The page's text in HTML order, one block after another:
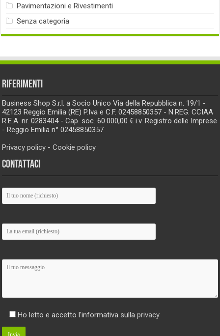
Pavimentazioni e Rivestimenti
Senza categoria
RIFERIMENTI
Business Shop S.r.l. a Socio Unico Via della Repubblica n. 19/1 -
42123 Reggio Emilia (RE) P.Iva e C.F. 02458850357 - N.REG. CCIAA
R.E.A. nr. 0283404 - Cap. soc. 60.000,00 € i.v. Registro delle Imprese
- Reggio Emilia n° 02458850357
Privacy policy -Cookie policy
CONTATTACI
Ho letto e accetto l'informativa sullaprivacy